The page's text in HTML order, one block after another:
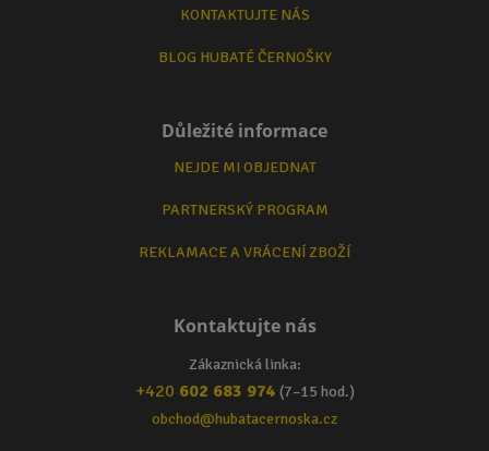
KONTAKTUJTE NÁS
BLOG HUBATÉ ČERNOŠKY
Důležité informace
NEJDE MI OBJEDNAT
PARTNERSKÝ PROGRAM
REKLAMACE A VRÁCENÍ ZBOŽÍ
Kontaktujte nás
Zákaznická linka:
+420 602 683 974 (7–15 hod.)
obchod@hubatacernoska.cz